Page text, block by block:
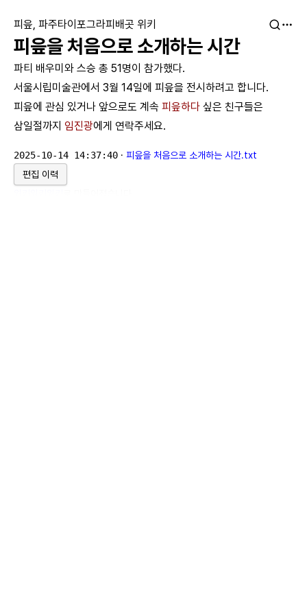
피읖, 파주타이포그라피배곳 위키
피읖을 처음으로 소개하는 시간
파티 배우미와 스승 총 51명이 참가했다.
서울시립미술관에서 3월 14일에 피읖을 전시하려고 합니다.
피읖에 관심 있거나 앞으로도 계속 피읖하다 싶은 친구들은
삼일절까지 임진광에게 연락주세요.
2025-10-14 14:37:40 · 피읖을 처음으로 소개하는 시간.txt
편집 이력